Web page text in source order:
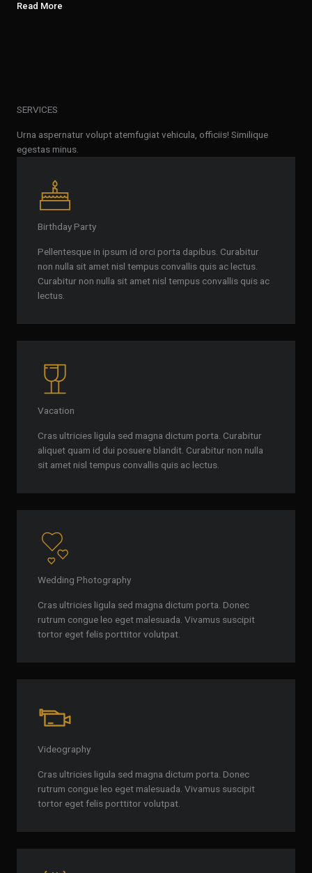
Read More
SERVICES
Urna aspernatur volupt atemfugiat vehicula, officiis! Similique
egestas minus.
Birthday Party
Pellentesque in ipsum id orci porta dapibus. Curabitur
non nulla sit amet nisl tempus convallis quis ac lectus.
Curabitur non nulla sit amet nisl tempus convallis quis ac
lectus.
Vacation
Cras ultricies ligula sed magna dictum porta. Curabitur
aliquet quam id dui posuere blandit. Curabitur non nulla
sit amet nisl tempus convallis quis ac lectus.
Wedding Photography
Cras ultricies ligula sed magna dictum porta. Donec
rutrum congue leo eget malesuada. Vivamus suscipit
tortor eget felis porttitor volutpat.
Videography
Cras ultricies ligula sed magna dictum porta. Donec
rutrum congue leo eget malesuada. Vivamus suscipit
tortor eget felis porttitor volutpat.